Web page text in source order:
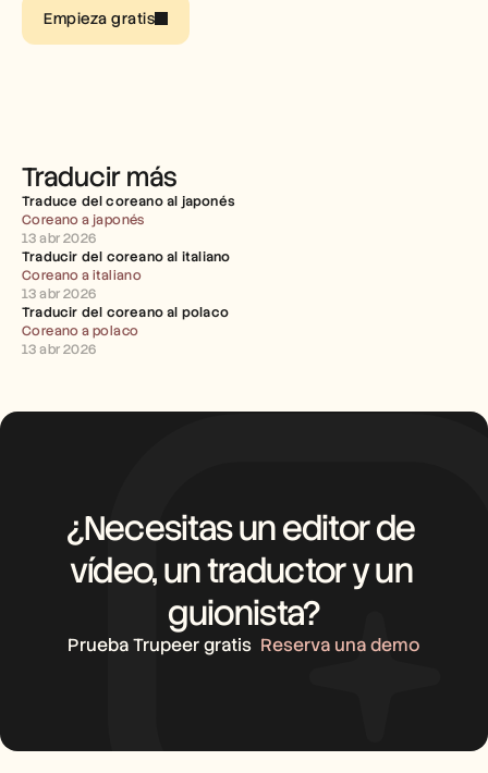
Empieza gratis
Traducir más
Traduce del coreano al japonés
Coreano a japonés
13 abr 2026
Traducir del coreano al italiano
Coreano a italiano
13 abr 2026
Traducir del coreano al polaco
Coreano a polaco
13 abr 2026
¿Necesitas un editor de
vídeo, un traductor y un
guionista?
Prueba Trupeer gratis Reserva una demo
Empleo